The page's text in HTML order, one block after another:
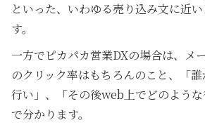
といった、いわゆる売り込み文に近
す。
一方でピカパカ営業DXの場合は、メ
のクリック率はもちろんのこと、「
行い」、「その後web上でどのよう
で分かります。